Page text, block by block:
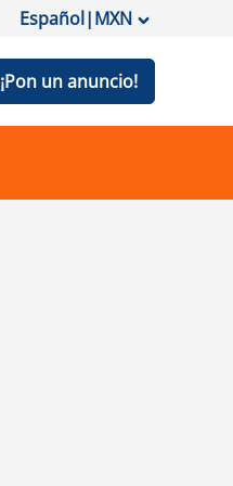
Español|MXN
¡Pon un anuncio!